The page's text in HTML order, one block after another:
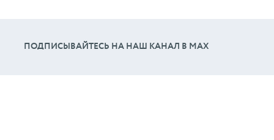
ПОДПИСЫВАЙТЕСЬ НА НАШ КАНАЛ В МАХ